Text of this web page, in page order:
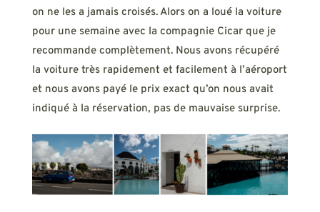
on ne les a jamais croisés. Alors on a loué la voiture
pour une semaine avec la compagnie Cicar que je
recommande complètement. Nous avons récupéré
la voiture très rapidement et facilement à l’aéroport
et nous avons payé le prix exact qu’on nous avait
indiqué à la réservation, pas de mauvaise surprise.